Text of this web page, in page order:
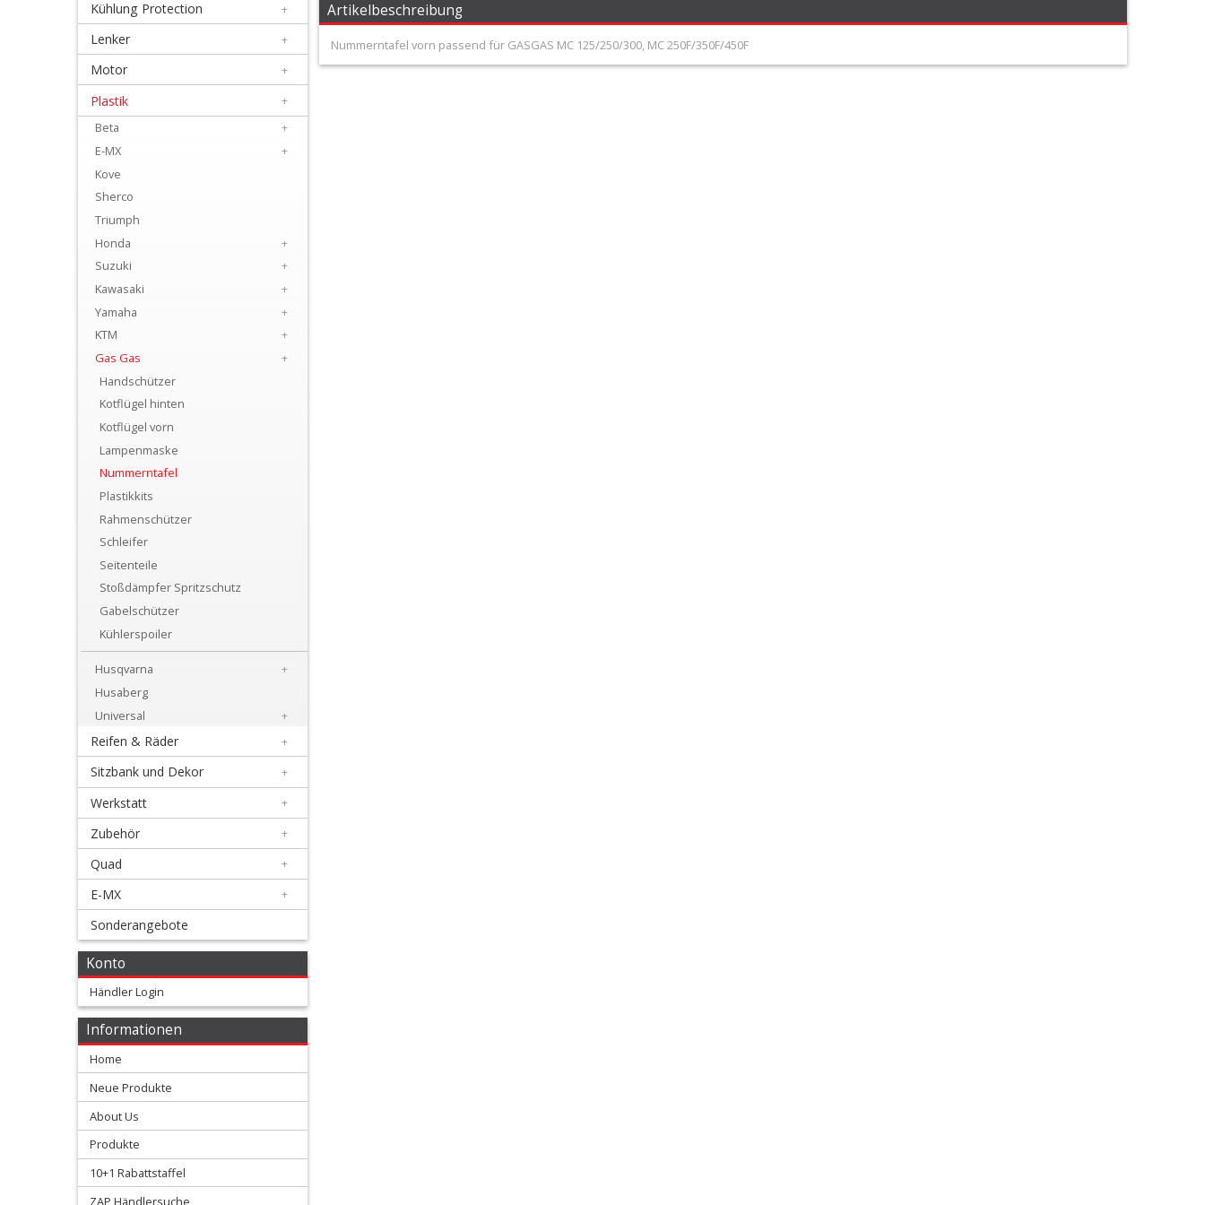
Schmierstoffe
Armaturen
Kühlung
Protection
Sherco
Triumph
Honda
Suzuki
Kawasaki
Yamaha
Kühlung Protection +
Lenker +
Motor +
Plastik
+
Beta
+
E-MX
+
Kove
Sherco
Triumph
Honda
+
Suzuki
+
Kawasaki
+
Yamaha
+
KTM
+
Gas Gas
+
Handschützer
Kotflügel hinten
Kotflügel vorn
Lampenmaske
Nummerntafel
Plastikkits
Rahmenschützer
Schleifer
Seitenteile
Stoßdämpfer Spritzschutz
Gabelschützer
Kühlerspoiler
Husqvarna
+
Husaberg
Universal
+
Reifen & Räder +
Sitzbank und Dekor +
Werkstatt +
Zubehör +
Quad +
E-MX +
Sonderangebote
Konto
Händler Login
Informationen
Home
Neue Produkte
About Us
Produkte
10+1 Rabattstaffel
ZAP Händlersuche
Artikelbeschreibung
Nummerntafel vorn passend für GASGAS MC 125/250/300, MC 250F/350F/450F